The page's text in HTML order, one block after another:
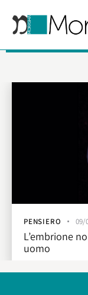
PENSIERO 09/
L’embrione
uomo